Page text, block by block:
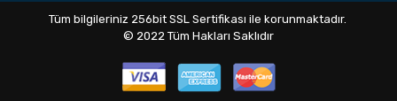
Tüm bilgileriniz 256bit SSL Sertifikası ile korunmaktadır.
© 2022 Tüm Hakları Saklıdır